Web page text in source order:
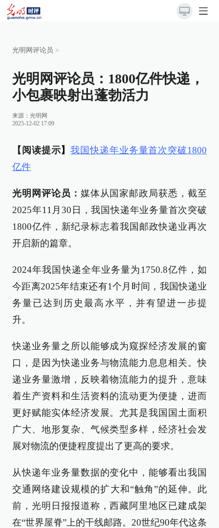
光明网评论员 >
光明网评论员：1800亿件快递，
小包裹映射出蓬勃活力
来源： 光明网
2025-12-02 17:09
【阅读提示】我国快递年业务量首次突破1800
亿件
光明网评论员： 媒体从国家邮政局获悉，截至
2025年11月30日，我国快递年业务量首次突破
1800亿件，新纪录标志着我国邮政快递业再次
开启新的篇章。
2024年我国快递全年业务量为1750.8亿件，如
今距离2025年结束还有1个月时间，我国快递业
务量已达到历史最高水平，并有望进一步提
升。
快递业务量之所以能够成为窥探经济发展的窗
口，是因为快递业务与物流能力息息相关。快
递业务量激增，反映着物流能力的提升，意味
着生产资料和生活资料的流动更为便捷，进而
更好赋能实体经济发展。尤其是我国国土面积
广大、地形复杂、气候类型多样，经济社会发
展对物流的便捷程度提出了更高的要求。
从快递年业务量数据的变化中，能够看出我国
交通网络建设规模的扩大和“触角”的延伸。此
前，光明日报报道称，西藏阿里地区已建成架
在“世界屋脊”上的干线邮路。20世纪90年代这条